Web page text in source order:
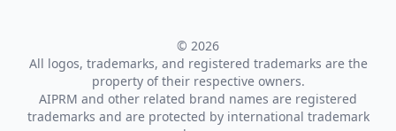
© 2026
All logos, trademarks, and registered trademarks are the
property of their respective owners.
AIPRM and other related brand names are registered
trademarks and are protected by international trademark